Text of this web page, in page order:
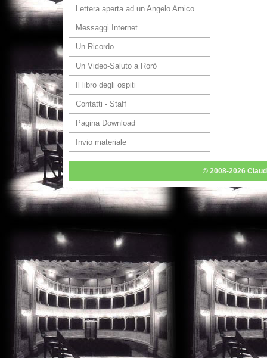
Lettera aperta ad un Angelo Amico
Messaggi Internet
Un Ricordo
Un Video-Saluto a Rorò
Il libro degli ospiti
Contatti - Staff
Pagina Download
Invio materiale
© 2008-2026